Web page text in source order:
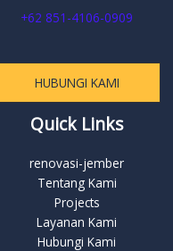
+62 851-4106-0909
HUBUNGI KAMI
Quick Links
renovasi-jember
Tentang Kami
Projects
Layanan Kami
Hubungi Kami